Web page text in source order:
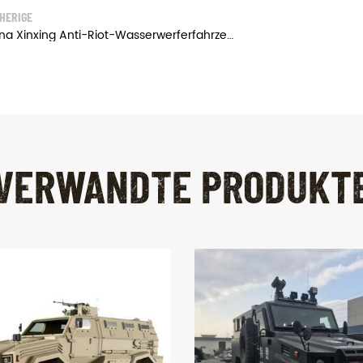
China Xinxing Anti-Riot-Wasserwerferfahrzeug für die Polizei